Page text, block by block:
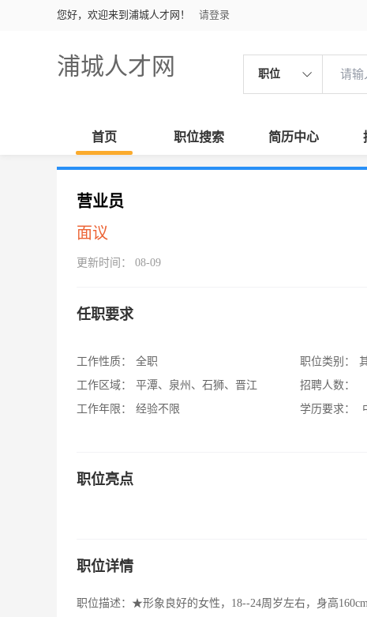
您好，欢迎来到浦城人才网！ 请登录
浦城人才网 职位
首页 职位搜索 简历中心
营业员
面议
更新时间： 08-09
任职要求
工作性质：
全职
工作区域：
平潭、泉州、石狮、晋江
工作年限：
经验不限
职位类别：
招聘人数：
学历要求：
职位亮点
职位详情
职位描述：★形象良好的女性，18--24周岁左右，身高